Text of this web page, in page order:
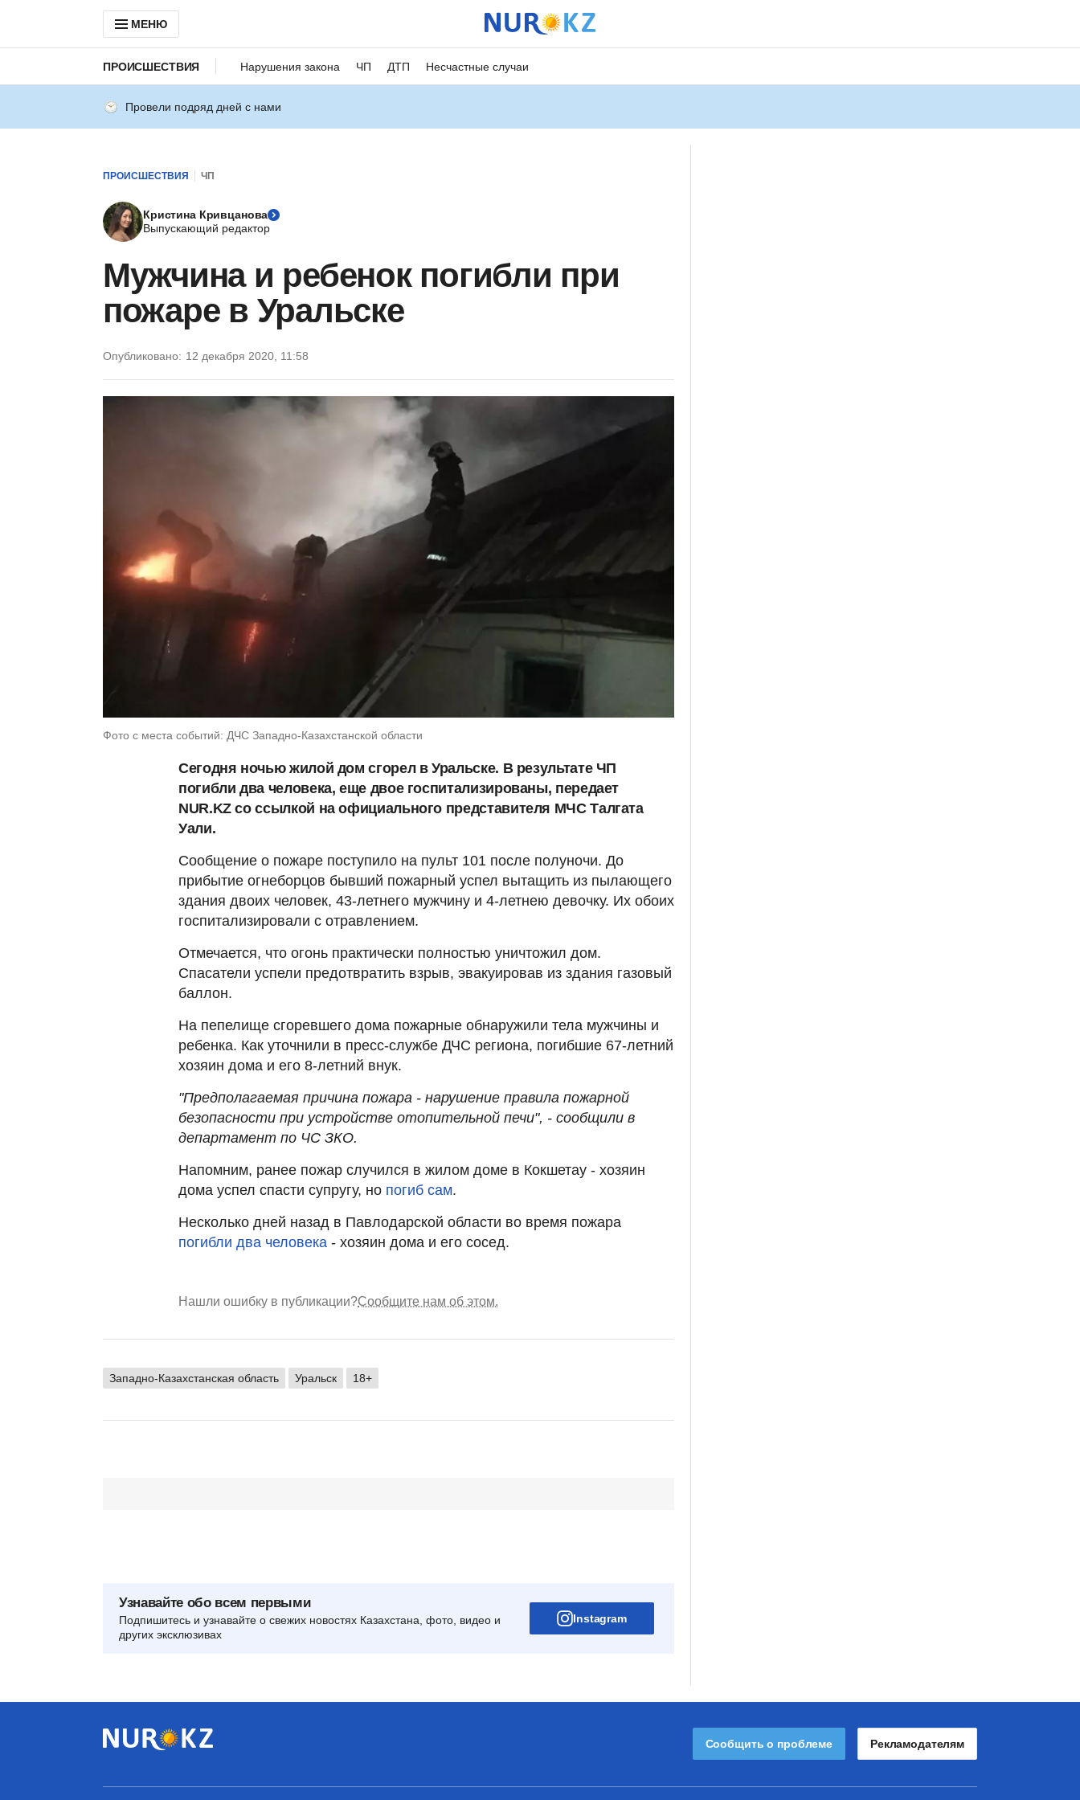
МЕНЮ
ПРОИСШЕСТВИЯ Нарушения закона ЧП ДТП Несчастные случаи
Провели подряд дней с нами
ПРОИСШЕСТВИЯ ЧП
Кристина Кривцанова
Выпускающий редактор
Мужчина и ребенок погибли при
пожаре в Уральске
Опубликовано: 12 декабря 2020, 11:58
Фото с места событий: ДЧС Западно-Казахстанской области
Сегодня ночью жилой дом сгорел в Уральске. В результате ЧП
погибли два человека, еще двое госпитализированы, передает
NUR.KZ со ссылкой на официального представителя МЧС Талгата
Уали.
Сообщение о пожаре поступило на пульт 101 после полуночи. До
прибытие огнеборцов бывший пожарный успел вытащить из пылающего
здания двоих человек, 43-летнего мужчину и 4-летнею девочку. Их обоих
госпитализировали с отравлением.
Отмечается, что огонь практически полностью уничтожил дом.
Спасатели успели предотвратить взрыв, эвакуировав из здания газовый
баллон.
На пепелище сгоревшего дома пожарные обнаружили тела мужчины и
ребенка. Как уточнили в пресс-службе ДЧС региона, погибшие 67-летний
хозяин дома и его 8-летний внук.
"Предполагаемая причина пожара - нарушение правила пожарной
безопасности при устройстве отопительной печи", - сообщили в
департамент по ЧС ЗКО.
Напомним, ранее пожар случился в жилом доме в Кокшетау - хозяин
дома успел спасти супругу, но погиб сам.
Несколько дней назад в Павлодарской области во время пожара
погибли два человека - хозяин дома и его сосед.
Нашли ошибку в публикации?Сообщите нам об этом.
Западно-Казахстанская область Уральск 18+
Узнавайте обо всем первыми
Подпишитесь и узнавайте о свежих новостях Казахстана, фото, видео и
других эксклюзивах
Instagram
Сообщить о проблеме Рекламодателям